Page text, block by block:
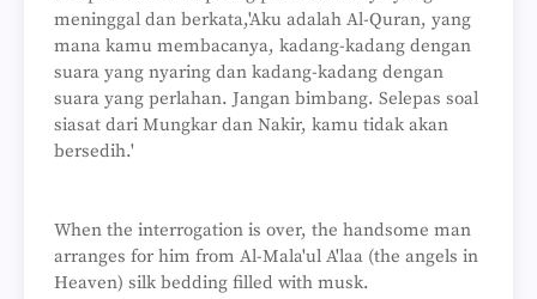
meninggal dan berkata,'Aku adalah Al-Quran, yang
mana kamu membacanya, kadang-kadang dengan
suara yang nyaring dan kadang-kadang dengan
suara yang perlahan. Jangan bimbang. Selepas soal
siasat dari Mungkar dan Nakir, kamu tidak akan
bersedih.'
When the interrogation is over, the handsome man
arranges for him from Al-Mala'ul A'laa (the angels in
Heaven) silk bedding filled with musk.